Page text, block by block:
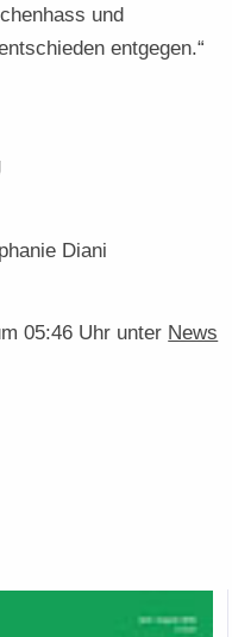
und
entgegen.“
Diani
05:46 Uhr unter News